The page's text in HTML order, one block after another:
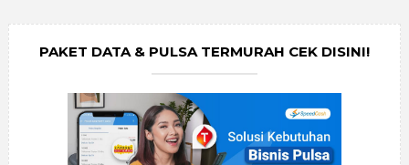
PAKET DATA & PULSA TERMURAH CEK DISINI!